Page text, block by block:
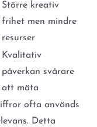
Större kreativ
frihet men mindre
resurser
Kvalitativ
påverkan svårare
att mäta
ofta används
Detta